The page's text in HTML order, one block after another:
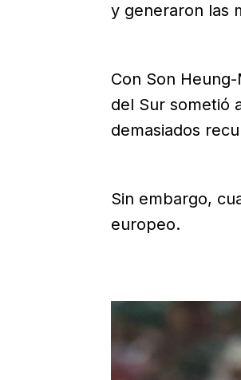
y generaron las
Con Son
del Sur sometió
demasiados
Sin embargo,
europeo.